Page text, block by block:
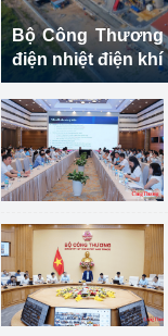
Bộ Công
điện nhiệt điện khí